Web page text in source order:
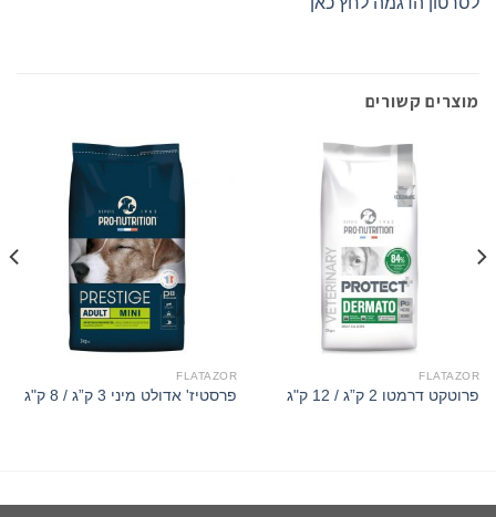
מוצרים קשורים
FLATAZOR
פרוטקט דרמטו 2 ק”ג / 12 ק"ג
FLATAZOR
פרסטיז' אדולט מיני 3 ק”ג / 8 ק"ג